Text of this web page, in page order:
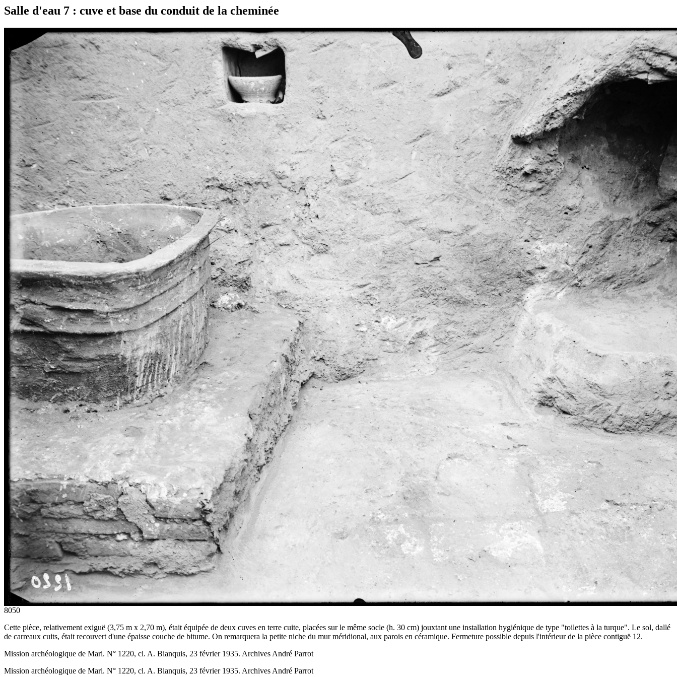
Salle d'eau 7 : cuve et base du conduit de la cheminée
8050
Cette pièce, relativement exiguë (3,75 m x 2,70 m), était équipée de deux cuves en terre cuite, placées sur le même socle (h. 30 cm) jouxtant une installation hygiénique de type "toilettes à la turque". Le sol, dallé
de carreaux cuits, était recouvert d'une épaisse couche de bitume. On remarquera la petite niche du mur méridional, aux parois en céramique. Fermeture possible depuis l'intérieur de la pièce contiguë 12.
Mission archéologique de Mari. N° 1220, cl. A. Bianquis, 23 février 1935. Archives André Parrot
Mission archéologique de Mari. N° 1220, cl. A. Bianquis, 23 février 1935. Archives André Parrot